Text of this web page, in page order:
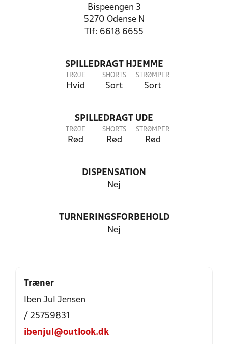
Bispeengen 3
5270 Odense N
Tlf: 6618 6655
SPILLEDRAGT HJEMME
TRØJE
Hvid
SHORTS
Sort
STRØMPER
Sort
SPILLEDRAGT UDE
TRØJE
Rød
SHORTS
Rød
STRØMPER
Rød
DISPENSATION
Nej
TURNERINGSFORBEHOLD
Nej
Træner
Iben Jul Jensen
/ 25759831
ibenjul@outlook.dk